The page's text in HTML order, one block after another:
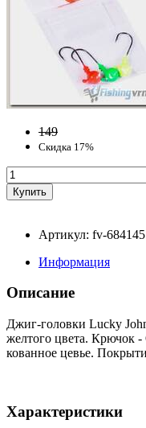
149
Скидка 17%
Артикул: fv-684145
Информация
Описание
Джиг-головки Lucky
желтого цвета. Крючок
кованное цевье.
Характеристики